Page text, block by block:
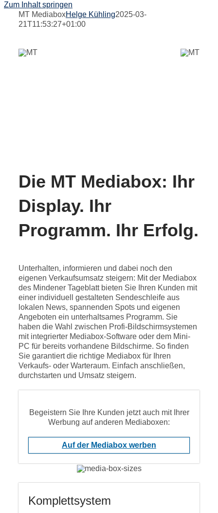
Zum Inhalt springen
MT MediaboxHelge Kühling2025-03-
21T11:53:27+01:00
Die MT Mediabox: Ihr
Display. Ihr
Programm. Ihr Erfolg.
Unterhalten, informieren und dabei noch den
eigenen Verkaufsumsatz steigern: Mit der Mediabox
des Mindener Tageblattbieten Sie Ihren Kunden mit
einer individuell gestalteten Sendeschleife aus
lokalen News, spannenden Spots und eigenen
Angeboten ein unterhaltsames Programm. Sie
haben die Wahl zwischen Profi-Bildschirmsystemen
mit integrierter Mediabox-Software oder dem Mini-
PC für bereits vorhandene Bildschirme. So finden
Sie garantiert die richtige Mediabox für Ihren
Verkaufs- oder Warteraum. Einfach anschließen,
durchstarten und Umsatz steigern.
Begeistern Sie Ihre Kunden jetzt auch mit Ihrer
Werbung auf anderen Mediaboxen:
Auf der Mediabox werben
Komplettsystem